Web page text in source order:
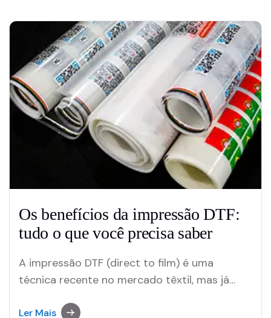
Os benefícios da impressão DTF:
tudo o que você precisa saber
A impressão DTF (direct to film) é uma
técnica recente no mercado têxtil, mas já
produtos personalizados. Graças à sua
Ler Mais